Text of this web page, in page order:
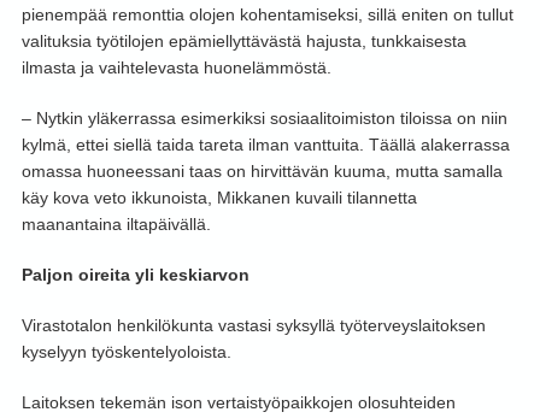
pienempää remonttia olojen kohentamiseksi, sillä eniten on tullut
valituksia työtilojen epämiellyttävästä hajusta, tunkkaisesta
ilmasta ja vaihtelevasta huonelämmöstä.
– Nytkin yläkerrassa esimerkiksi sosiaalitoimiston tiloissa on niin
kylmä, ettei siellä taida tareta ilman vanttuita. Täällä alakerrassa
omassa huoneessani taas on hirvittävän kuuma, mutta samalla
käy kova veto ikkunoista, Mikkanen kuvaili tilannetta
maanantaina iltapäivällä.
Paljon oireita yli keskiarvon
Virastotalon henkilökunta vastasi syksyllä työterveyslaitoksen
kyselyyn työskentelyoloista.
Laitoksen tekemän ison vertaistyöpaikkojen olosuhteiden